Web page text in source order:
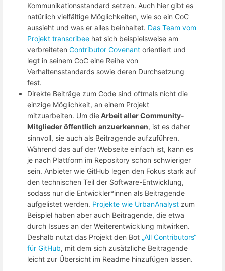
Kommunikationsstandard setzen. Auch hier gibt es
natürlich vielfältige Möglichkeiten, wie so ein CoC
aussieht und was er alles beinhaltet. Das Team vom
Projekt transcribee hat sich beispielsweise am
verbreiteten Contributor Covenant orientiert und
legt in seinem CoC eine Reihe von
Verhaltensstandards sowie deren Durchsetzung
fest.
Direkte Beiträge zum Code sind oftmals nicht die
einzige Möglichkeit, an einem Projekt
mitzuarbeiten. Um dieArbeit aller Community-
Mitglieder öffentlich anzuerkennen, ist es daher
sinnvoll, sie auch als Beitragende aufzuführen.
Während das auf der Webseite einfach ist, kann es
je nach Plattform im Repository schon schwieriger
sein. Anbieter wie GitHub legen den Fokus stark auf
den technischen Teil der Software-Entwicklung,
sodass nur die Entwickler*innen als Beitragende
aufgelistet werden. Projekte wie UrbanAnalyst zum
Beispiel haben aber auch Beitragende, die etwa
durch Issues an der Weiterentwicklung mitwirken.
Deshalb nutzt das Projekt den Bot „All Contributors“
für GitHub, mit dem sich zusätzliche Beitragende
leicht zur Übersicht im Readme hinzufügen lassen.